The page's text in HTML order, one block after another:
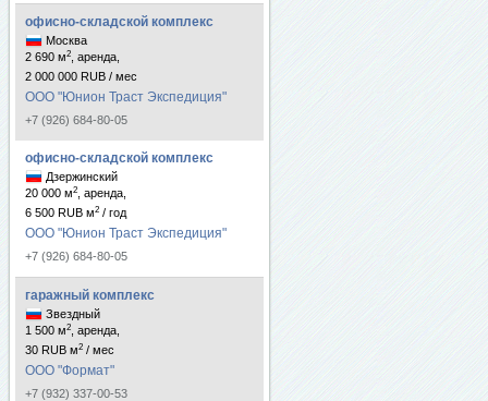
офисно-складской комплекс
Москва
2 690 м2
, аренда,
2 000 000 RUB / мес
ООО "Юнион Траст Экспедиция"
+7 (926) 684-80-05
офисно-складской комплекс
Дзержинский
20 000 м2
, аренда,
6 500 RUB м2 / год
ООО "Юнион Траст Экспедиция"
+7 (926) 684-80-05
гаражный комплекс
Звездный
1 500 м2
, аренда,
30 RUB м2 / мес
ООО "Формат"
+7 (932) 337-00-53